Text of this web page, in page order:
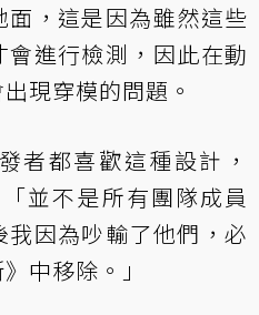
，這是因為雖然這些
進行檢測，因此在動
現穿模的問題。
者都喜歡這種設計，
並不是所有團隊成員
因為吵輸了他們，必
中移除。」